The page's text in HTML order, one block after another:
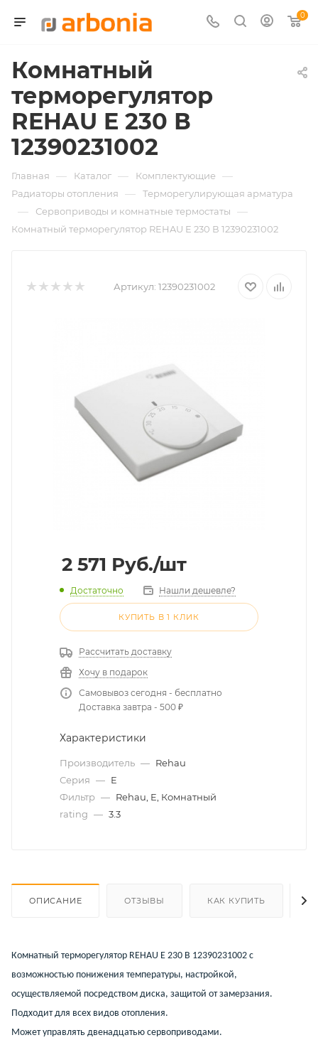
0
Комнатный
терморегулятор
REHAU E 230 В
12390231002
Главная — Каталог — Комплектующие —
Радиаторы отопления — Терморегулирующая арматура
— Сервоприводы и комнатные термостаты —
Комнатный терморегулятор REHAU E 230 В 12390231002
Артикул: 12390231002
2 571 Руб./шт
Достаточно Нашли дешевле?
КУПИТЬ В 1 КЛИК
Рассчитать доставку
Хочу в подарок
Самовывоз сегодня - бесплатно
Доставка завтра - 500 ₽
Характеристики
Производитель — Rehau
Серия — E
Фильтр — Rehau, E, Комнатный
rating — 3.3
ОПИСАНИЕ ОТЗЫВЫ КАК КУПИТЬ
Комнатный терморегулятор REHAU E 230 В 12390231002 с
возможностью понижения температуры, настройкой,
осуществляемой посредством диска, защитой от замерзания.
Подходит для всех видов отопления.
Может управлять двенадцатью сервоприводами.